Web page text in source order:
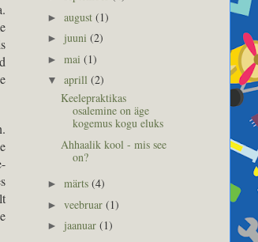
► august (1)
► juuni (2)
► mai (1)
▼ aprill (2)
Keelepraktikas
osalemine on äge
kogemus kogu eluks
Ahhaalik kool - mis see
on?
► märts (4)
► veebruar (1)
► jaanuar (1)